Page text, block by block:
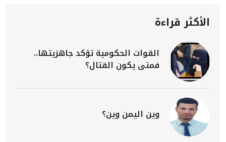
الأكثر قراءة
القوات الحكومية تؤكد جاهزيتها..
فمتى يكون القتال؟
وين اليمن وين؟